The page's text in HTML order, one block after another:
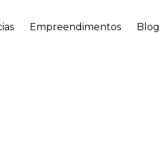
Empreendimentos Blog